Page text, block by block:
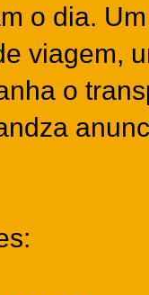
o dia.
viagem,
o